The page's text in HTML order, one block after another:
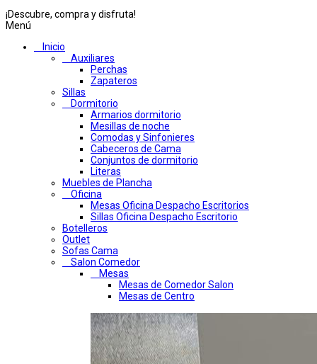
¡Descubre, compra y disfruta!
Menú
Inicio
Auxiliares
Perchas
Zapateros
Sillas
Dormitorio
Armarios dormitorio
Mesillas de noche
Comodas y Sinfonieres
Cabeceros de Cama
Conjuntos de dormitorio
Literas
Muebles de Plancha
Oficina
Mesas Oficina Despacho Escritorios
Sillas Oficina Despacho Escritorio
Botelleros
Outlet
Sofas Cama
Salon Comedor
Mesas
Mesas de Comedor Salon
Mesas de Centro